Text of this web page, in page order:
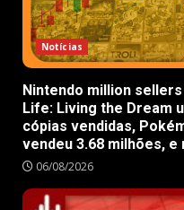
Notícias
Nintendo million
Life: Living the Dream
cópias vendidas,
vendeu 3.68 milhões, e
06/08/2026